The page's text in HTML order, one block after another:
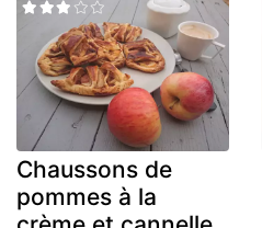
Chaussons de
pommes à la